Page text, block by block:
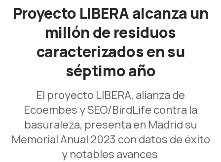
Proyecto LIBERA alcanza un
millón de residuos
caracterizados en su
séptimo año
El proyecto LIBERA, alianza de
Ecoembes y SEO/BirdLife contra la
basuraleza, presenta en Madrid su
Memorial Anual 2023 con datos de éxito
y notables avances